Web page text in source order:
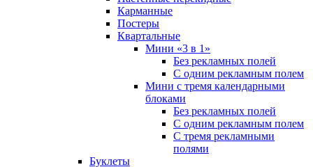
Карманные
Постеры
Квартальные
Мини «3 в 1»
Без рекламных полей
С одним рекламным полем
Мини с тремя календарными
блоками
Без рекламных полей
С одним рекламным полем
С тремя рекламными
полями
Буклеты